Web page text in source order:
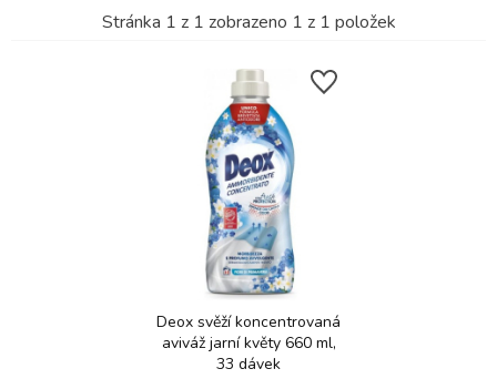
Stránka 1 z 1 zobrazeno 1 z 1 položek
Deox svěží koncentrovaná
aviváž jarní květy 660 ml,
33 dávek